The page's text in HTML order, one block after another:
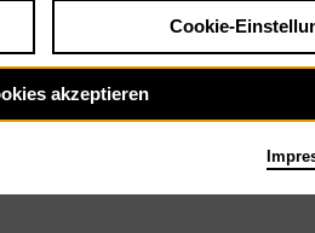
Cookie-
akzeptieren